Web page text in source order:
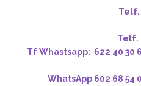
Telf. 91 478
Telf. 91 478
Tf Whastsapp: 622 40 30
WhatsApp 602 68 54